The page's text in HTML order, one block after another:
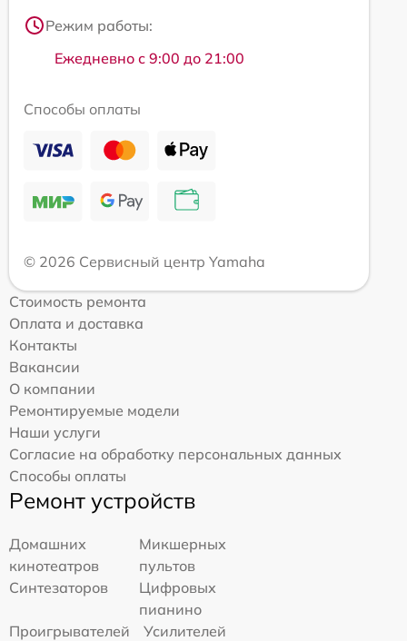
Режим работы:
Ежедневно с 9:00 до 21:00
Способы оплаты
© 2026 Сервисный центр Yamaha
Стоимость ремонта
Оплата и доставка
Контакты
Вакансии
О компании
Ремонтируемые модели
Наши услуги
Согласие на обработку персональных данных
Способы оплаты
Ремонт устройств
Домашних
кинотеатров
Микшерных
пультов
Синтезаторов
Цифровых
пианино
Проигрывателей
Усилителей